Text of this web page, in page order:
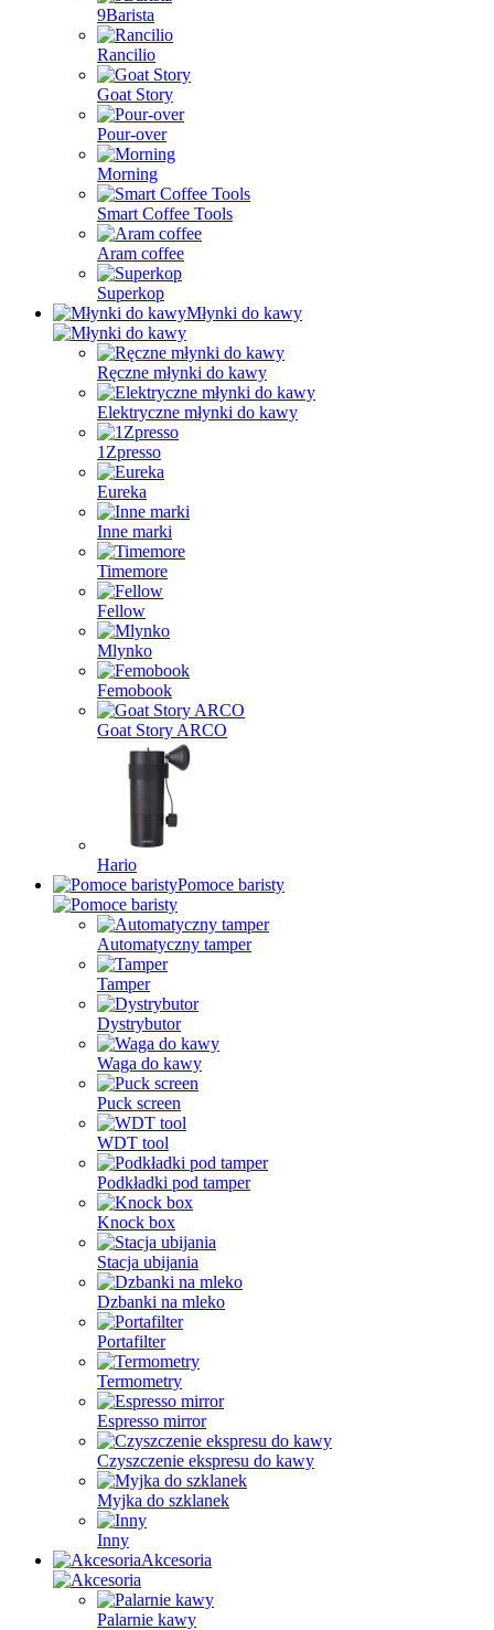
9Barista
Rancilio
Goat Story
Pour-over
Morning
Smart Coffee Tools
Aram coffee
Superkop
Młynki do kawy
Ręczne młynki do kawy
Elektryczne młynki do kawy
1Zpresso
Eureka
Inne marki
Timemore
Fellow
Mlynko
Femobook
Goat Story ARCO
Hario
Pomoce baristy
Automatyczny tamper
Tamper
Dystrybutor
Waga do kawy
Puck screen
WDT tool
Podkładki pod tamper
Knock box
Stacja ubijania
Dzbanki na mleko
Portafilter
Termometry
Espresso mirror
Czyszczenie ekspresu do kawy
Myjka do szklanek
Inny
Akcesoria
Palarnie kawy